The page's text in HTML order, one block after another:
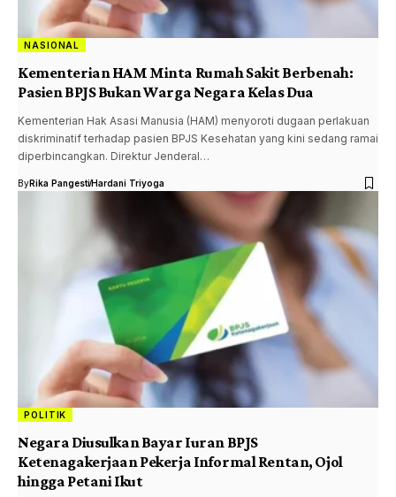
NASIONAL
Kementerian HAM Minta Rumah Sakit Berbenah:
Pasien BPJS Bukan Warga Negara Kelas Dua
Kementerian Hak Asasi Manusia (HAM) menyoroti dugaan perlakuan
diskriminatif terhadap pasien BPJS Kesehatan yang kini sedang ramai
diperbincangkan. Direktur Jenderal…
ByRika PangestiHardani Triyoga
POLITIK
Negara Diusulkan Bayar Iuran BPJS
Ketenagakerjaan Pekerja Informal Rentan, Ojol
hingga Petani Ikut